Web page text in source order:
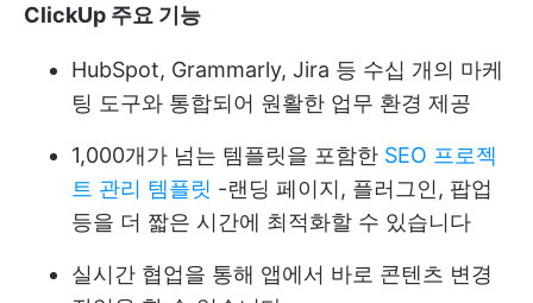
ClickUp 주요 기능
HubSpot, Grammarly, Jira 등 수십 개의 마케
팅 도구와 통합되어 원활한 업무 환경 제공
1,000개가 넘는 템플릿을 포함한 SEO 프로젝
트 관리 템플릿 -랜딩 페이지, 플러그인, 팝업
등을 더 짧은 시간에 최적화할 수 있습니다
실시간 협업을 통해 앱에서 바로 콘텐츠 변경